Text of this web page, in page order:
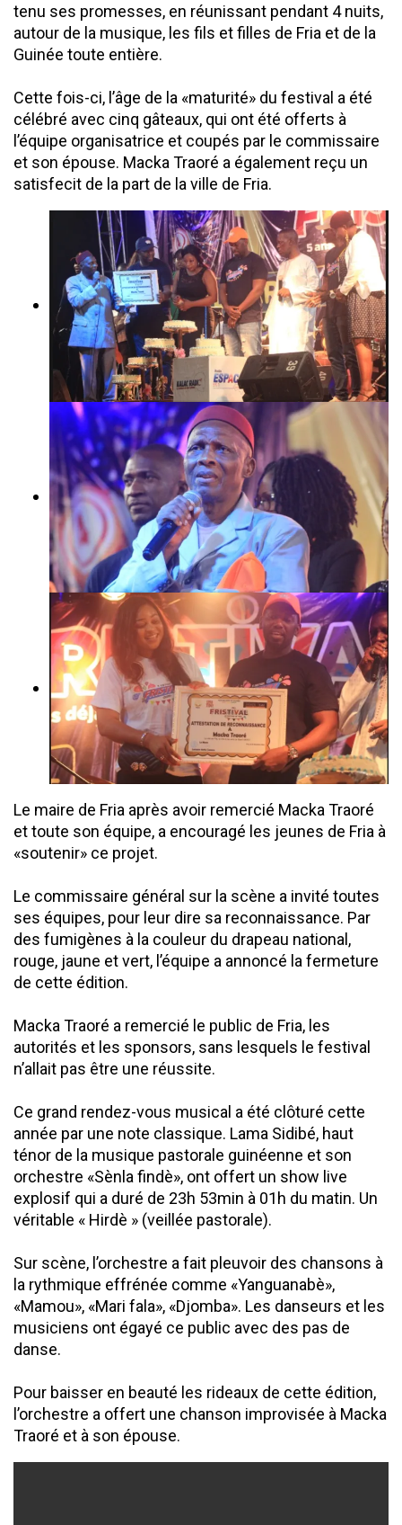
tenu ses promesses, en réunissant pendant 4 nuits,
autour de la musique, les fils et filles de Fria et de la
Guinée toute entière.
Cette fois-ci, l’âge de la «maturité» du festival a été
célébré avec cinq gâteaux, qui ont été offerts à
l’équipe organisatrice et coupés par le commissaire
et son épouse. Macka Traoré a également reçu un
satisfecit de la part de la ville de Fria.
Le maire de Fria après avoir remercié Macka Traoré
et toute son équipe, a encouragé les jeunes de Fria à
«soutenir» ce projet.
Le commissaire général sur la scène a invité toutes
ses équipes, pour leur dire sa reconnaissance. Par
des fumigènes à la couleur du drapeau national,
rouge, jaune et vert, l’équipe a annoncé la fermeture
de cette édition.
Macka Traoré a remercié le public de Fria, les
autorités et les sponsors, sans lesquels le festival
n’allait pas être une réussite.
Ce grand rendez-vous musical a été clôturé cette
année par une note classique. Lama Sidibé, haut
ténor de la musique pastorale guinéenne et son
orchestre «Sènla findè», ont offert un show live
explosif qui a duré de 23h 53min à 01h du matin. Un
véritable « Hirdè » (veillée pastorale).
Sur scène, l’orchestre a fait pleuvoir des chansons à
la rythmique effrénée comme «Yanguanabè»,
«Mamou», «Mari fala», «Djomba». Les danseurs et les
musiciens ont égayé ce public avec des pas de
danse.
Pour baisser en beauté les rideaux de cette édition,
l’orchestre a offert une chanson improvisée à Macka
Traoré et à son épouse.